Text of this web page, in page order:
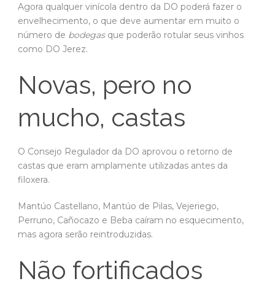
Agora qualquer vinícola dentro da DO poderá fazer o
envelhecimento, o que deve aumentar em muito o
número de bodegasque poderão rotular seus vinhos
como DO Jerez.
Novas, pero no
mucho, castas
O Consejo Regulador da DO aprovou o retorno de
castas que eram amplamente utilizadas antes da
filoxera.
Mantúo Castellano, Mantúo de Pilas, Vejeriego,
Perruno, Cañocazo e Beba caíram no esquecimento,
mas agora serão reintroduzidas.
Não fortificados